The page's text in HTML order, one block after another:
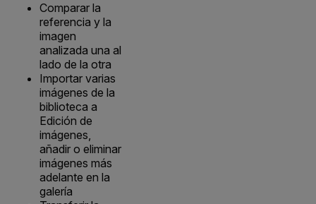
Comparar la
referencia y la
imagen
analizada una al
lado de la otra
Importar varias
imágenes de la
biblioteca a
Edición de
imágenes,
añadir o eliminar
imágenes más
adelante en la
galería